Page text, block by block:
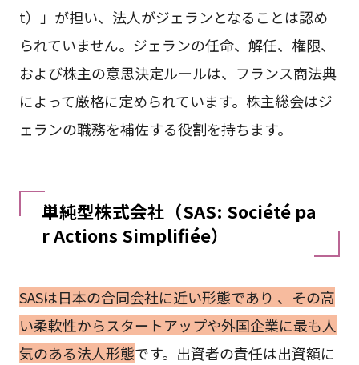
t）」が担い、法人がジェランとなることは認め
られていません。ジェランの任命、解任、権限、
および株主の意思決定ルールは、フランス商法典
によって厳格に定められています。株主総会はジ
ェランの職務を補佐する役割を持ちます。
単純型株式会社（SAS: Société pa
r Actions Simplifiée）
SASは日本の合同会社に近い形態であり 、その高
い柔軟性からスタートアップや外国企業に最も人
気のある法人形態です。出資者の責任は出資額に